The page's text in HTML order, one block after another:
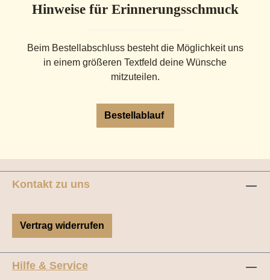
Hinweise für Erinnerungsschmuck
Beim Bestellabschluss besteht die Möglichkeit uns
in einem größeren Textfeld deine Wünsche
mitzuteilen.
Bestellablauf
Kontakt zu uns
Vertrag widerrufen
Hilfe & Service